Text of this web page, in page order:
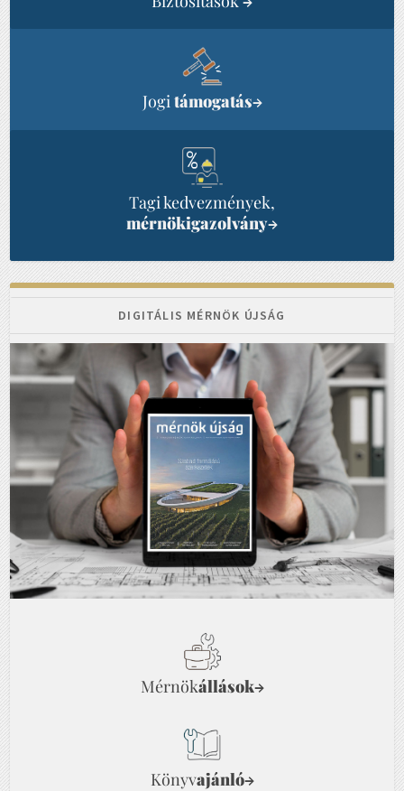
Jogitámogatás→
Tagi kedvezmények,
mérnökigazolvány→
DIGITÁLIS MÉRNÖK ÚJSÁG
Mérnökállások→
Könyvajánló→